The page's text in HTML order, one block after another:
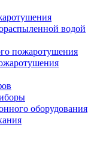
водой
пожаротушения
оборудования